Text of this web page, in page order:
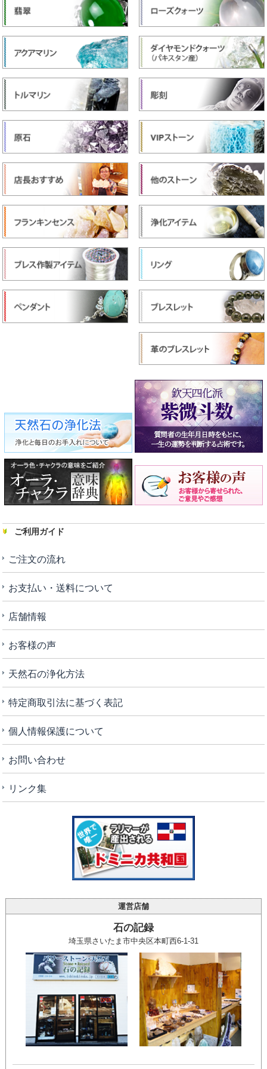
ご利用ガイド
ご注文の流れ
お支払い・送料について
店舗情報
お客様の声
天然石の浄化方法
特定商取引法に基づく表記
個人情報保護について
お問い合わせ
リンク集
運営店舗
石の記録
埼玉県さいたま市中央区本町西6-1-31